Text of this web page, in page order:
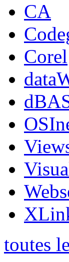
CA
Corel
toutes